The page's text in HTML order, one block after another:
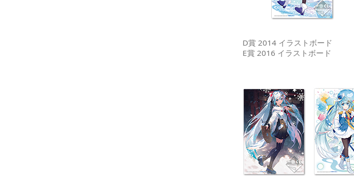
D賞 2014 イラストボード
E賞 2016 イラストボード